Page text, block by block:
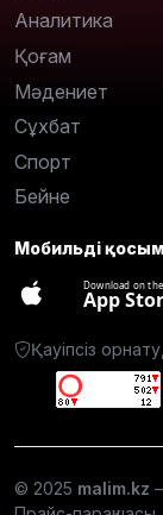
Аналитика
Қоғам
Мәдениет
Сұхбат
Спорт
Бейне
Мобильді
Download on the
App
Қауіпсіз
© 2025 malim.kz